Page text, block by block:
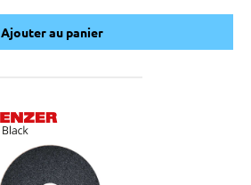
Ajouter au panier
Ajouter au panier